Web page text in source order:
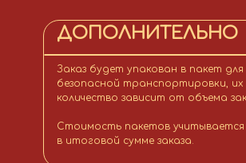
ДОПОЛНИТЕЛЬНО
Заказ будет упакован в пакет для
безопасной транспортировки, их
количество зависит от объема
Стоимость пакетов
в итоговой сумме заказа.